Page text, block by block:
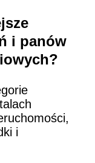
i panów
i